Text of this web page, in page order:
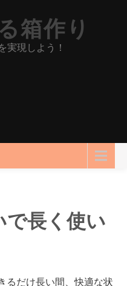
箱作り
実現しよう！
で長く使い
るだけ長い間、快適な状